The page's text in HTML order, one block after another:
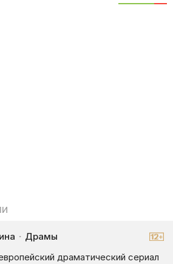
· Драмы
драматический сериал